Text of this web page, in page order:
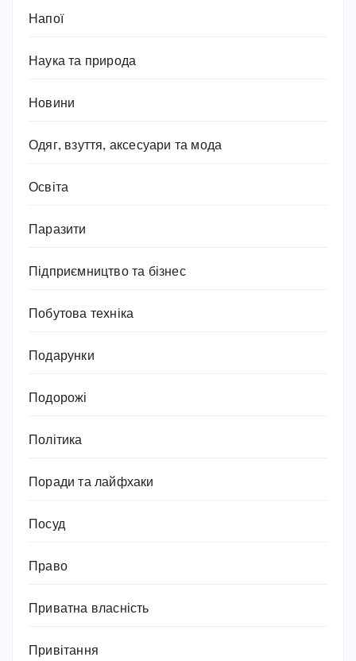
Напої
Наука та природа
Новини
Одяг, взуття, аксесуари та мода
Освіта
Паразити
Підприємництво та бізнес
Побутова техніка
Подарунки
Подорожі
Політика
Поради та лайфхаки
Посуд
Право
Приватна власність
Привітання